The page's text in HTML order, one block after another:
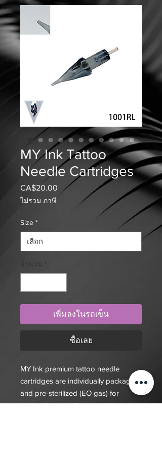
MY Ink Tattoo
Needle Cartridges
CA$20.00 ราคา
ไม่รวม ภาษี
Size *
จำนวน *
เพิ่มลงในรถเข็น
ซื้อเลย
MY Ink premium tattoo needle
cartridges are individually packaged,
and pre-sterilized (EO gas) for
disposable use. Each cartridge